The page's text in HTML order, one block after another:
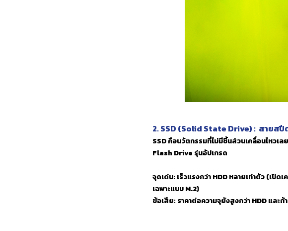
2. SSD (Solid State Drive) : สายสปี
SSD คือนวัตกรรมที่ไม่มีชิ้นส่วนเคลื่อนไหวเ
Flash Drive รุ่นอัปเกรด
จุดเด่น: เร็วแรงกว่า HDD หลายเท่าตัว (เปิด
เฉพาะแบบ M.2)
ข้อเสีย: ราคาต่อความจุยังสูงกว่า HDD แล